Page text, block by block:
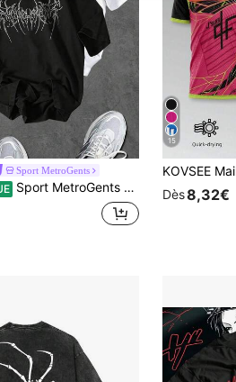
Sport MetroGents
Sport MetroGents 2 pièces T-shirts à manches courtes col rond imprimés, décontractés et de sport pour hommes, salle de gym
15
Dès8,32€